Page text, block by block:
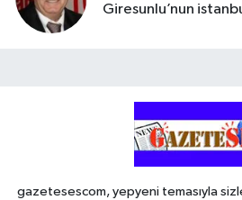
Giresunlu’nun
gazetesescom, yepyeni temasıyla